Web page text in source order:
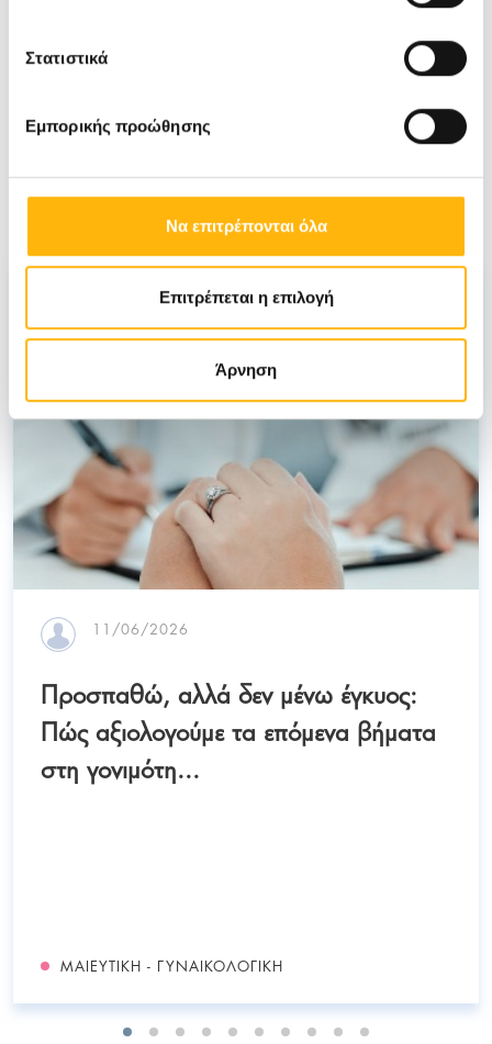
Στατιστικά
Εμπορικής προώθησης
Να επιτρέπονται όλα
Επιτρέπεται η επιλογή
Άρνηση
ΓΕΝΙΚΟΣ ΧΕΙΡΟΥΡΓΟΣ
Δείτε κι άλλα άρθρα του ιατρού
Σχετικά Άρθρα
11/06/2026
Προσπαθώ, αλλά δεν μένω έγκυος:
Πώς αξιολογούμε τα επόμενα βήματα
στη γονιμότη...
ΜΑΙΕΥΤΙΚΉ - ΓΥΝΑΙΚΟΛΟΓΙΚΉ